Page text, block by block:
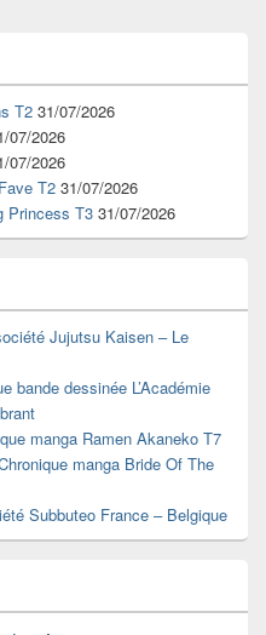
T2 31/07/2026
07/2026
07/2026
T2 31/07/2026
Princess T3 31/07/2026
Jujutsu Kaisen – Le
bande dessinée L’Académie
manga Ramen Akaneko T7
manga Bride Of The
Subbuteo France – Belgique